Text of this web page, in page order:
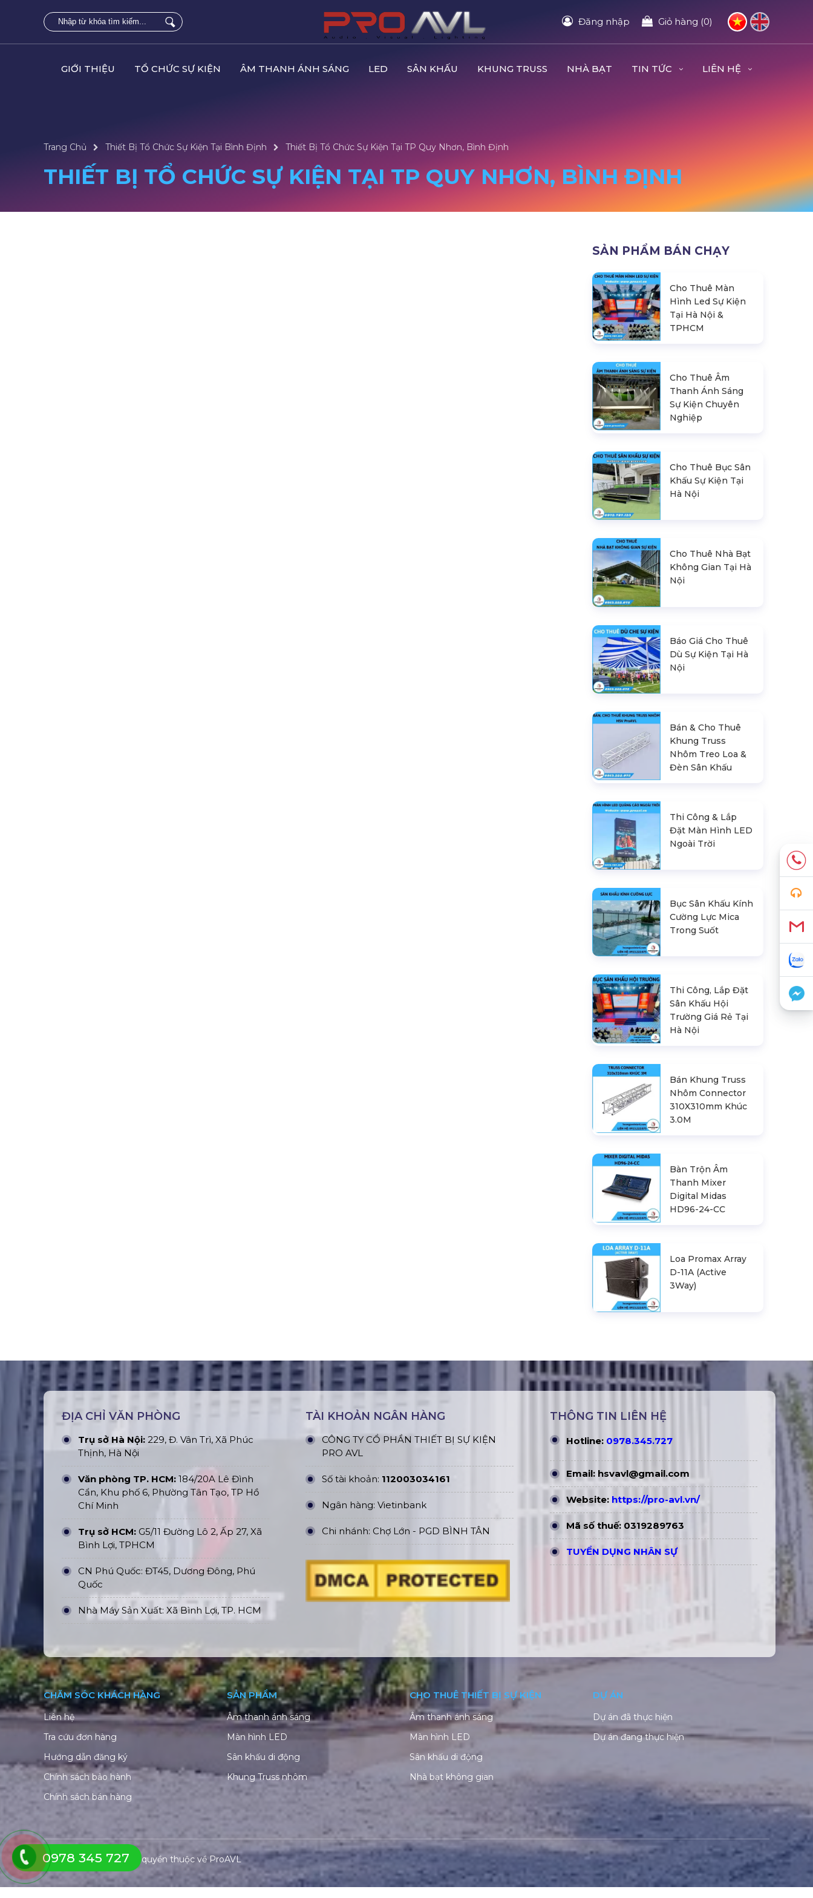
Đăng nhập Giỏ hàng (0)
GIỚI THIỆU TỔ CHỨC SỰ KIỆN ÂM THANH ÁNH SÁNG LED SÂN KHẤU KHUNG TRUSS NHÀ BẠT TIN TỨC LIÊN HỆ
Trang Chủ Thiết Bị Tổ Chức Sự Kiện Tại Bình Định Thiết Bị Tổ Chức Sự Kiện Tại TP Quy Nhơn, Bình Định
THIẾT BỊ TỔ CHỨC SỰ KIỆN TẠI TP QUY NHƠN, BÌNH ĐỊNH
SẢN PHẨM BÁN CHẠY
Cho Thuê Màn
Hình Led Sự Kiện
Tại Hà Nội &
TPHCM
Cho Thuê Âm
Thanh Ánh Sáng
Sự Kiện Chuyên
Nghiệp
Cho Thuê Bục Sân
Khấu Sự Kiện Tại
Hà Nội
Cho Thuê Nhà Bạt
Không Gian Tại Hà
Nội
Báo Giá Cho Thuê
Dù Sự Kiện Tại Hà
Nội
Bán & Cho Thuê
Khung Truss
Nhôm Treo Loa &
Đèn Sân Khấu
Thi Công & Lắp
Đặt Màn Hình LED
Ngoài Trời
Bục Sân Khấu Kính
Cường Lực Mica
Trong Suốt
Thi Công, Lắp Đặt
Sân Khấu Hội
Trường Giá Rẻ Tại
Hà Nội
Bán Khung Truss
Nhôm Connector
310X310mm Khúc
3.0M
Bàn Trộn Âm
Thanh Mixer
Digital Midas
HD96-24-CC
Loa Promax Array
D-11A (Active
3Way)
ĐỊA CHỈ VĂN PHÒNG
Trụ sở Hà Nội: 229, Đ. Vân Trì, Xã Phúc
Thịnh, Hà Nội
Văn phòng TP. HCM: 184/20A Lê Đình
Cẩn, Khu phố 6, Phường Tân Tạo, TP Hồ
Chí Minh
Trụ sở HCM: G5/11 Đường Lô 2, Ấp 27, Xã
Bình Lợi, TPHCM
CN Phú Quốc: ĐT45, Dương Đông, Phú
Quốc
Nhà Máy Sản Xuất: Xã Bình Lợi, TP. HCM
TÀI KHOẢN NGÂN HÀNG
CÔNG TY CỔ PHẦN THIẾT BỊ SỰ KIỆN
PRO AVL
Số tài khoản: 112003034161
Ngân hàng: Vietinbank
Chi nhánh: Chợ Lớn - PGD BÌNH TÂN
THÔNG TIN LIÊN HỆ
Hotline: 0978.345.727
Email: hsvavl@gmail.com
Website: https://pro-avl.vn/
Mã số thuế: 0319289763
TUYỂN DỤNG NHÂN SỰ
CHĂM SÓC KHÁCH HÀNG
Liên hệ
Tra cứu đơn hàng
Hướng dẫn đăng ký
Chính sách bảo hành
Chính sách bán hàng
SẢN PHẨM
Âm thanh ánh sáng
Màn hình LED
Sân khấu di động
Khung Truss nhôm
CHO THUÊ THIẾT BỊ SỰ KIỆN
Âm thanh ánh sáng
Màn hình LED
Sân khấu di động
Nhà bạt không gian
DỰ ÁN
Dự án đã thực hiện
Dự án đang thực hiện
© Copyright 2026. Bản quyền thuộc vềProAVL
0978 345 727